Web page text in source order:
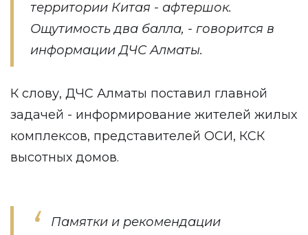
территории Китая - афтершок.
Ощутимость два балла, - говорится в
информации ДЧС Алматы.
К слову, ДЧС Алматы поставил главной
задачей - информирование жителей жилых
комплексов, представителей ОСИ, КСК
высотных домов.
Памятки и рекомендации